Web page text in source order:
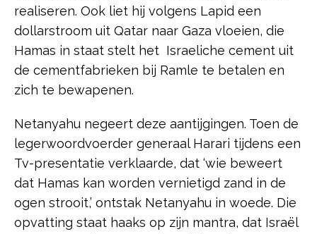
realiseren. Ook liet hij volgens Lapid een
dollarstroom uit Qatar naar Gaza vloeien, die
Hamas in staat stelt het Israeliche cement uit
de cementfabrieken bij Ramle te betalen en
zich te bewapenen.
Netanyahu negeert deze aantijgingen. Toen de
legerwoordvoerder generaal Harari tijdens een
Tv-presentatie verklaarde, dat ‘wie beweert
dat Hamas kan worden vernietigd zand in de
ogen strooit,’ ontstak Netanyahu in woede. Die
opvatting staat haaks op zijn mantra, dat Israël